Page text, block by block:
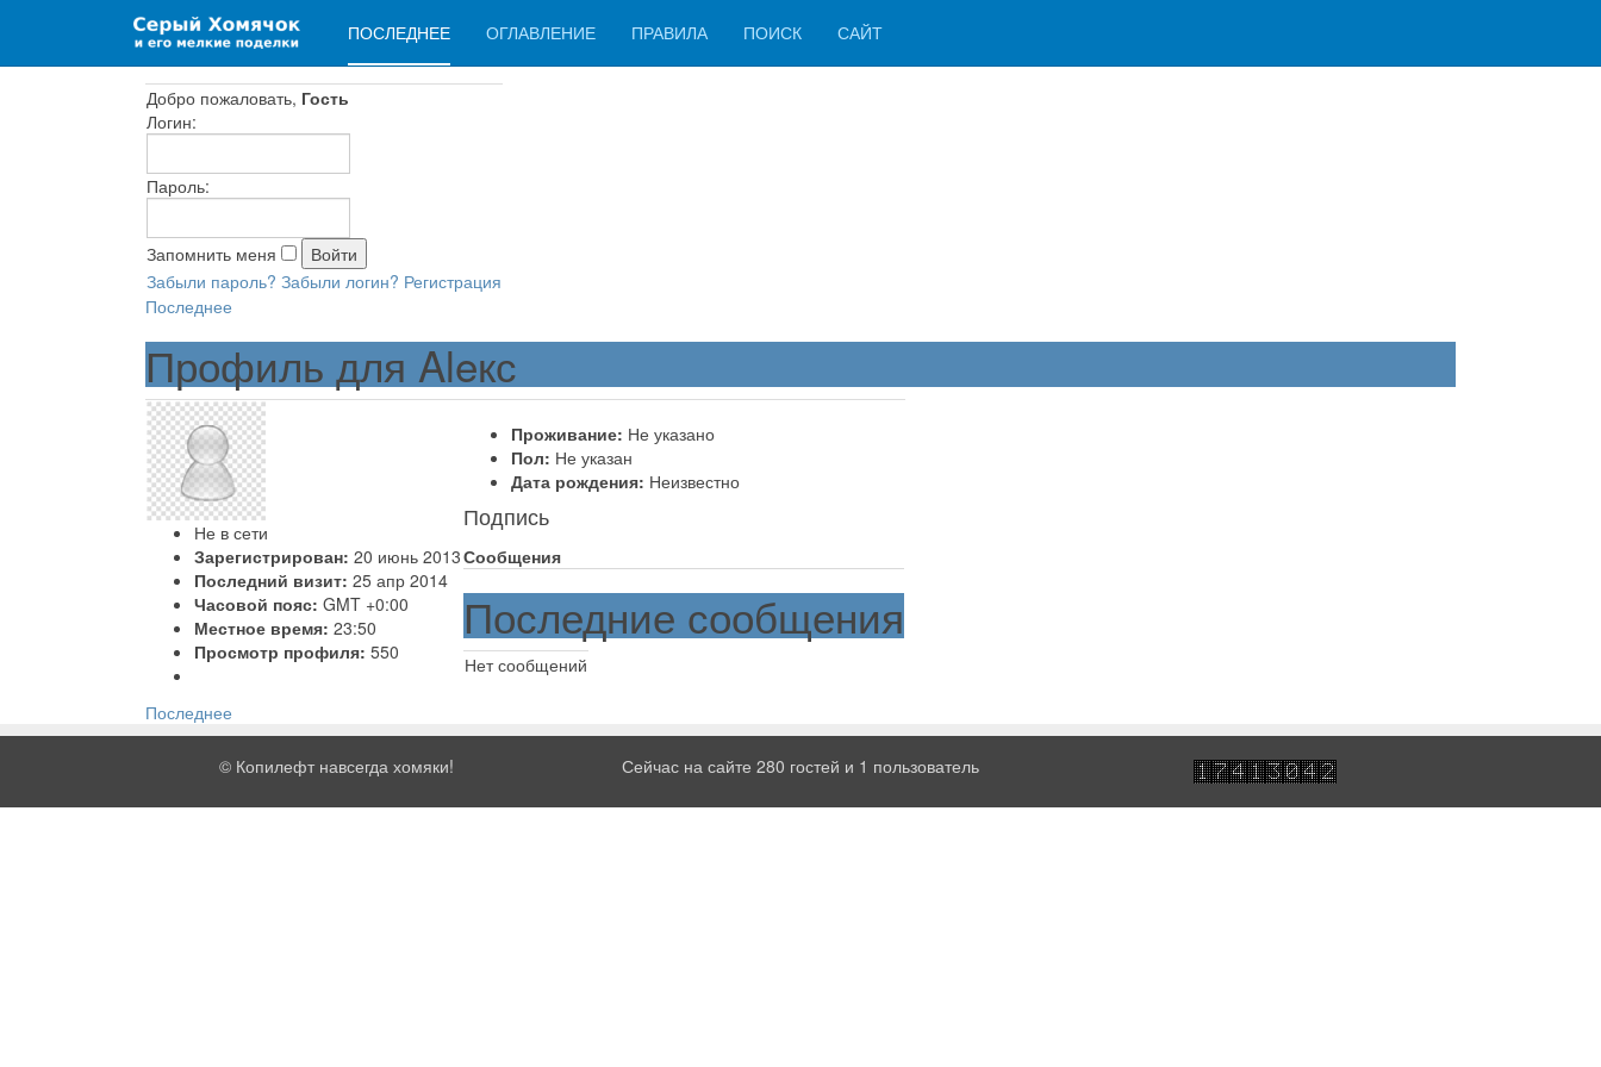
ПОСЛЕДНЕЕ ОГЛАВЛЕНИЕ ПРАВИЛА ПОИСК САЙТ
Добро пожаловать, Гость
Логин:
Пароль:
Запомнить меня
Забыли пароль? Забыли логин? Регистрация
Последнее
Профиль для Aleкс
Не в сети
Зарегистрирован: 20 июнь 2013
Последний визит: 25 апр 2014
Часовой пояс: GMT +0:00
Местное время: 23:50
Просмотр профиля: 550
Проживание: Не указано
Пол: Не указан
Дата рождения: Неизвестно
Подпись
Сообщения
Последние сообщения
Нет сообщений
Последнее
© Копилефт навсегда хомяки! Сейчас на сайте 280 гостей и 1 пользователь